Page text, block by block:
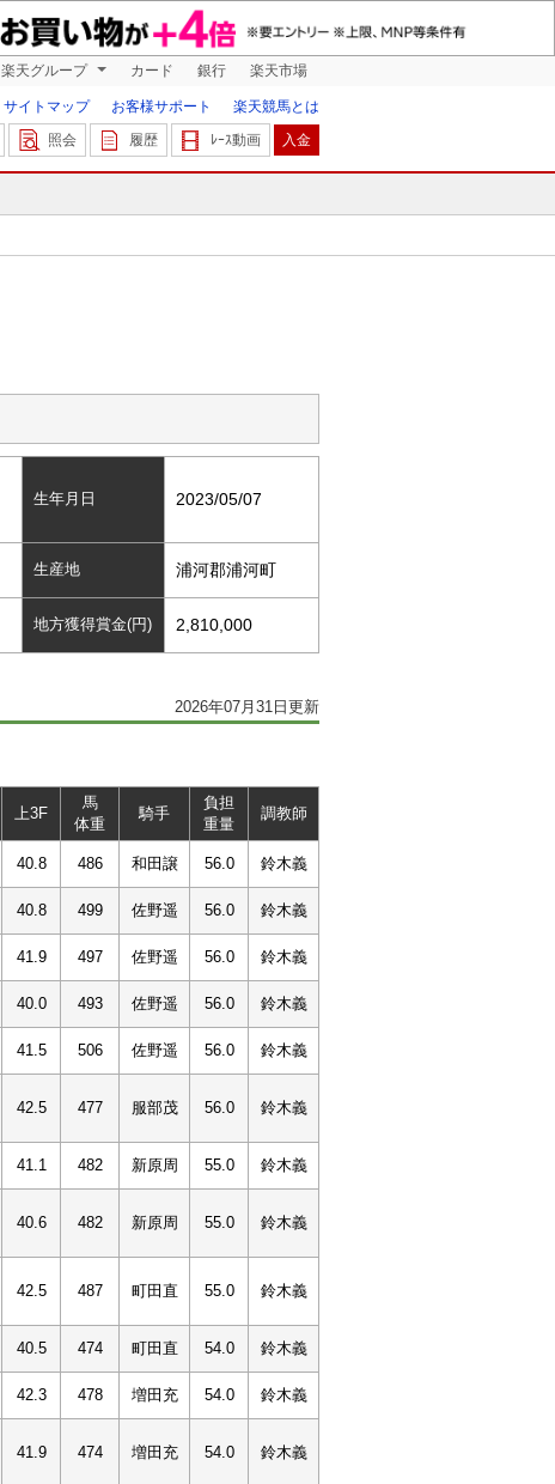
楽天グループ カード 銀行 楽天市場
サイトマップ お客様サポート
楽天競馬とは
照会 履歴 ﾚｰｽ動画 入金
生年月日 2023/05/07
生産地 浦河郡浦河町
地方獲得賞金(円) 2,810,000
2026年07月31日更新
上3F
馬
体重
騎手
負担
重量
調教師
40.8 486 和田譲 56.0 鈴木義
40.8 499 佐野遥 56.0 鈴木義
41.9 497 佐野遥 56.0 鈴木義
40.0 493 佐野遥 56.0 鈴木義
41.5 506 佐野遥 56.0 鈴木義
42.5 477 服部茂 56.0 鈴木義
41.1 482 新原周 55.0 鈴木義
40.6 482 新原周 55.0 鈴木義
42.5 487 町田直 55.0 鈴木義
40.5 474 町田直 54.0 鈴木義
42.3 478 増田充 54.0 鈴木義
41.9 474 増田充 54.0 鈴木義